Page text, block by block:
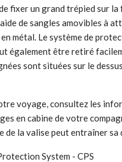
fixer un grand trépied sur la
de sangles amovibles à
métal. Le système de
également être retiré
sont situées sur le
voyage, consultez les
en cabine de votre
de la valise peut entraîner sa
System - CPS